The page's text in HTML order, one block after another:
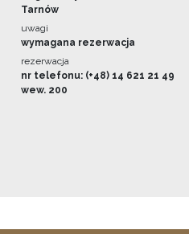
Tarnów
uwagi
wymagana rezerwacja
rezerwacja
nr telefonu: (+48) 14 621 21 49
wew. 200